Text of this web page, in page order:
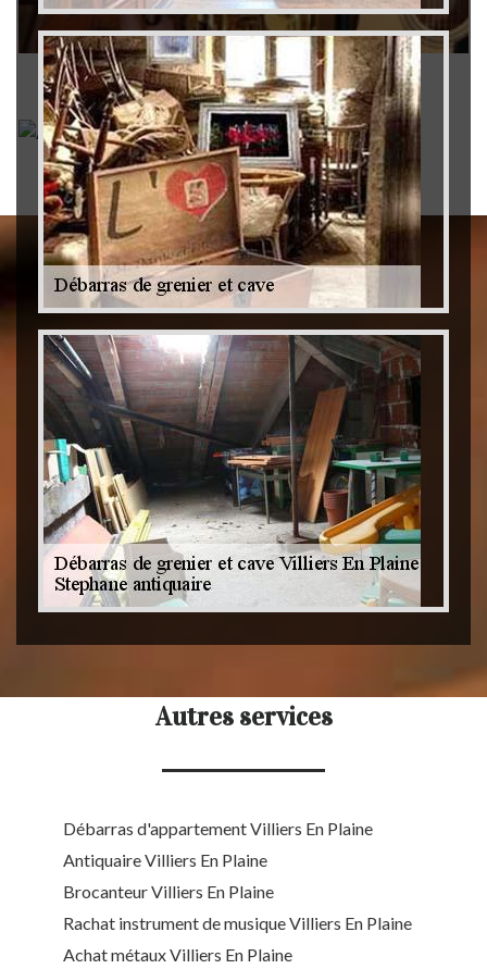
Rachat instrument de musique 79
Achat antiquité 79
Autres services
Débarras d'appartement Villiers En Plaine
Antiquaire Villiers En Plaine
Brocanteur Villiers En Plaine
Rachat instrument de musique Villiers En Plaine
Achat métaux Villiers En Plaine